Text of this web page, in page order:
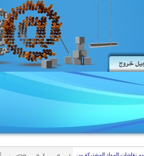
نقاشات المواد المشتركة بين